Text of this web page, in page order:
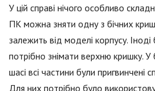
У цій справі нічого особливо
ПК можна зняти одну з бічних
залежить від моделі корпусу.
потрібно знімати верхню кришку. У
шасі всі частини були пригвинчені
Для них потрібно було